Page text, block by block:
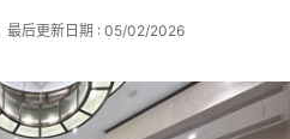
最后更新日期 : 05/02/2026